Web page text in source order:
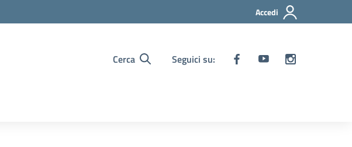
Accedi
Cerca Seguici su: